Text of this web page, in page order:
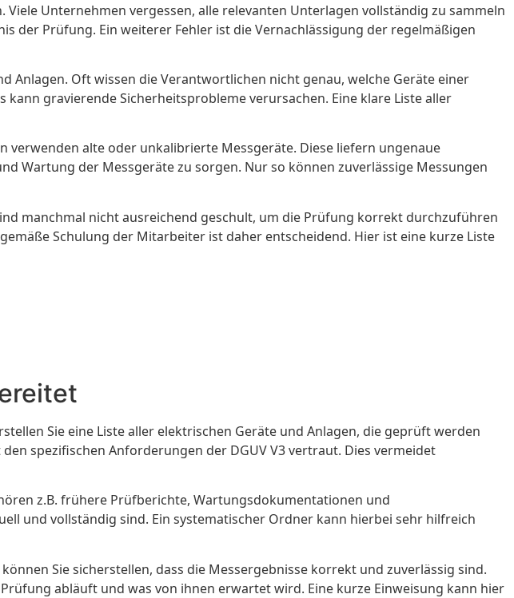
Unternehmen vergessen, alle relevanten Unterlagen vollständig zu sammeln
der Prüfung. Ein weiterer Fehler ist die Vernachlässigung der regelmäßigen
Anlagen. Oft wissen die Verantwortlichen nicht genau, welche Geräte einer
gravierende Sicherheitsprobleme verursachen. Eine klare Liste aller
verwenden alte oder unkalibrierte Messgeräte. Diese liefern ungenaue
Wartung der Messgeräte zu sorgen. Nur so können zuverlässige Messungen
manchmal nicht ausreichend geschult, um die Prüfung korrekt durchzuführen
Schulung der Mitarbeiter ist daher entscheidend. Hier ist eine kurze Liste
Sie eine Liste aller elektrischen Geräte und Anlagen, die geprüft werden
spezifischen Anforderungen der DGUV V3 vertraut. Dies vermeidet
z.B. frühere Prüfberichte, Wartungsdokumentationen und
und vollständig sind. Ein systematischer Ordner kann hierbei sehr hilfreich
Sie sicherstellen, dass die Messergebnisse korrekt und zuverlässig sind.
abläuft und was von ihnen erwartet wird. Eine kurze Einweisung kann hier